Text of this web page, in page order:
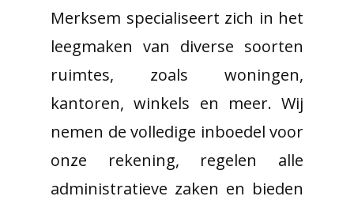
Merksem specialiseert zich in het
leegmaken van diverse soorten
ruimtes, zoals woningen,
kantoren, winkels en meer. Wij
nemen de volledige inboedel voor
onze rekening, regelen alle
administratieve zaken en bieden